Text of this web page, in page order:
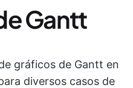
Gantt
gráficos de Gantt en
diversos casos de